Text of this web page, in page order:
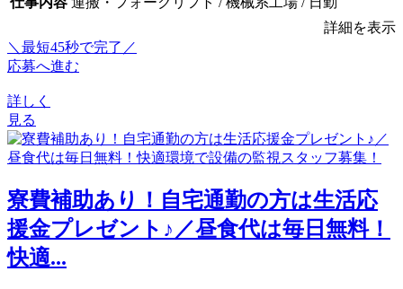
詳細を表示
＼最短45秒で完了／
応募へ進む
詳しく
見る
寮費補助あり！自宅通勤の方は生活応
援金プレゼント♪／昼食代は毎日無料！
快適...